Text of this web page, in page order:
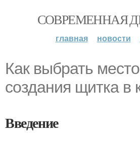
СОВРЕМЕННАЯ
главная новости
Как выбрать
создания щитка в
Введение